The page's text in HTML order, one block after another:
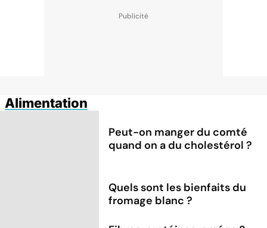
Alimentation
Peut-on manger du comté
quand on a du cholestérol ?
Quels sont les bienfaits du
fromage blanc ?